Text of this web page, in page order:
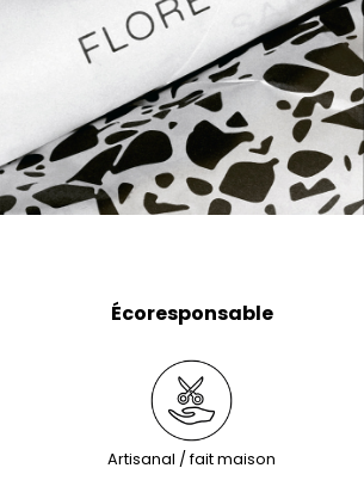
Écoresponsable
Artisanal / fait maison